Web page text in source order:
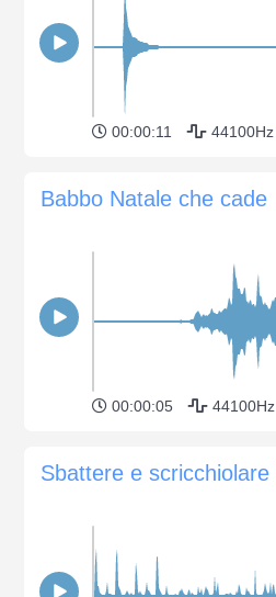
00:00:11 44100Hz
Babbo Natale che cade
00:00:05 44100Hz